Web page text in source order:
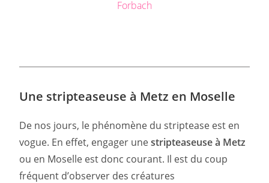
Forbach
Une stripteaseuse à Metz en Moselle
De nos jours, le phénomène du striptease est en
vogue. En effet, engager unestripteaseuse à Metz
ou en Moselle est donc courant. Il est du coup
fréquent d’observer des créatures